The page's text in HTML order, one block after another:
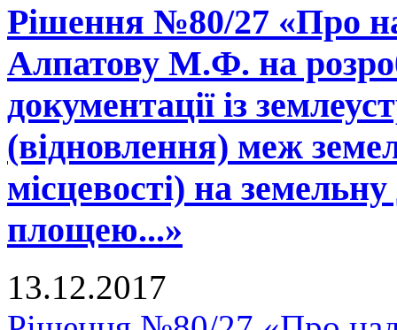
Рішення №80/27 «Про
Алпатову М.Ф. на
документації із
(відновлення) меж
місцевості) на
площею...»
13.12.2017